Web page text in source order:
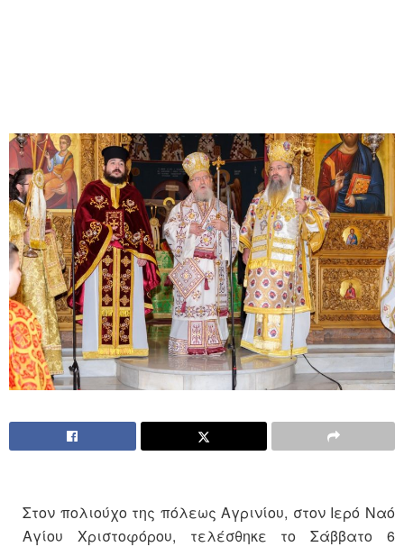
Στον πολιούχο της πόλεως Αγρινίου, στον Ιερό Ναό
Αγίου Χριστοφόρου, τελέσθηκε το Σάββατο 6